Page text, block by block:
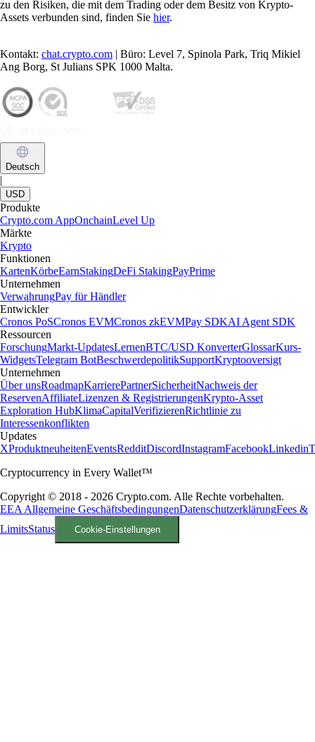
zu den Risiken, die mit dem Trading oder dem Besitz von Krypto-
Assets verbunden sind, finden Sie hier.
Kontakt: chat.crypto.com | Büro: Level 7, Spinola Park, Triq Mikiel
Ang Borg, St Julians SPK 1000 Malta.
Deutsch
|
USD
Produkte
Crypto.com AppOnchainLevel Up
Märkte
Krypto
Funktionen
KartenKörbeEarnStakingDeFi StakingPayPrime
Unternehmen
VerwahrungPay für Händler
Entwickler
Cronos PoSCronos EVMCronos zkEVMPay SDKAI Agent SDK
Ressourcen
ForschungMarkt-UpdatesLernenBTC/USD KonverterGlossarKurs-
WidgetsTelegram BotBeschwerdepolitikSupportKryptooversigt
Unternehmen
Über unsRoadmapKarrierePartnerSicherheitNachweis der
ReservenAffiliateLizenzen & RegistrierungenKrypto-Asset
Exploration HubKlimaCapitalVerifizierenRichtlinie zu
Interessenkonflikten
Updates
XProduktneuheitenEventsRedditDiscordInstagramFacebookLinkedin
Cryptocurrency in Every Wallet™
Copyright © 2018 - 2026 Crypto.com. Alle Rechte vorbehalten.
EEA Allgemeine GeschäftsbedingungenDatenschutzerklärungFees &
LimitsStatus Cookie-Einstellungen